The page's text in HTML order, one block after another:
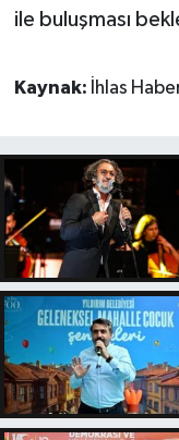
ile buluşması
Kaynak: İhlas